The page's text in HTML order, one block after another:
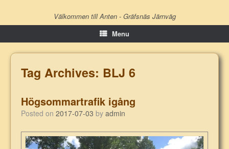
Välkommen till Anten - Gräfsnäs Järnväg
Menu
Tag Archives: BLJ 6
Högsommartrafik igång
Posted on 2017-07-03 by admin